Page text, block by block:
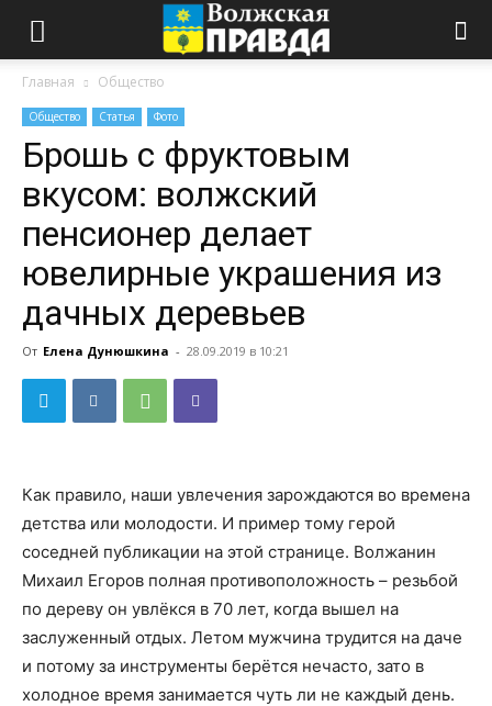
Главная Общество
Общество Статья Фото
Брошь с фруктовым
вкусом: волжский
пенсионер делает
ювелирные украшения из
дачных деревьев
От Елена Дунюшкина - 28.09.2019 в 10:21
Как правило, наши увлечения зарождаются во времена
детства или молодости. И пример тому герой
соседней публикации на этой странице. Волжанин
Михаил Егоров полная противоположность – резьбой
по дереву он увлёкся в 70 лет, когда вышел на
заслуженный отдых. Летом мужчина трудится на даче
и потому за инструменты берётся нечасто, зато в
холодное время занимается чуть ли не каждый день.